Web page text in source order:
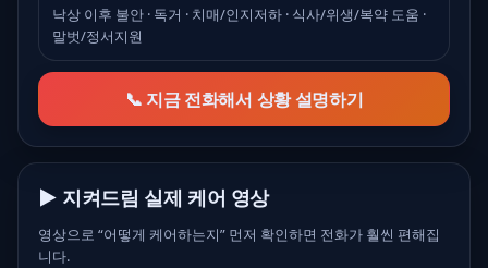
낙상 이후 불안 · 독거 · 치매/인지저하 · 식사/위생/복약 도움 ·
말벗/정서지원
📞 지금 전화해서 상황 설명하기
▶ 지켜드림 실제 케어 영상
영상으로 “어떻게 케어하는지” 먼저 확인하면 전화가 훨씬 편해집
니다.